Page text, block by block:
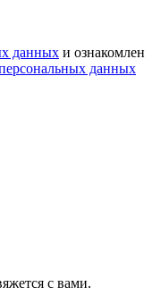
данных и ознакомлен
данных
с вами.